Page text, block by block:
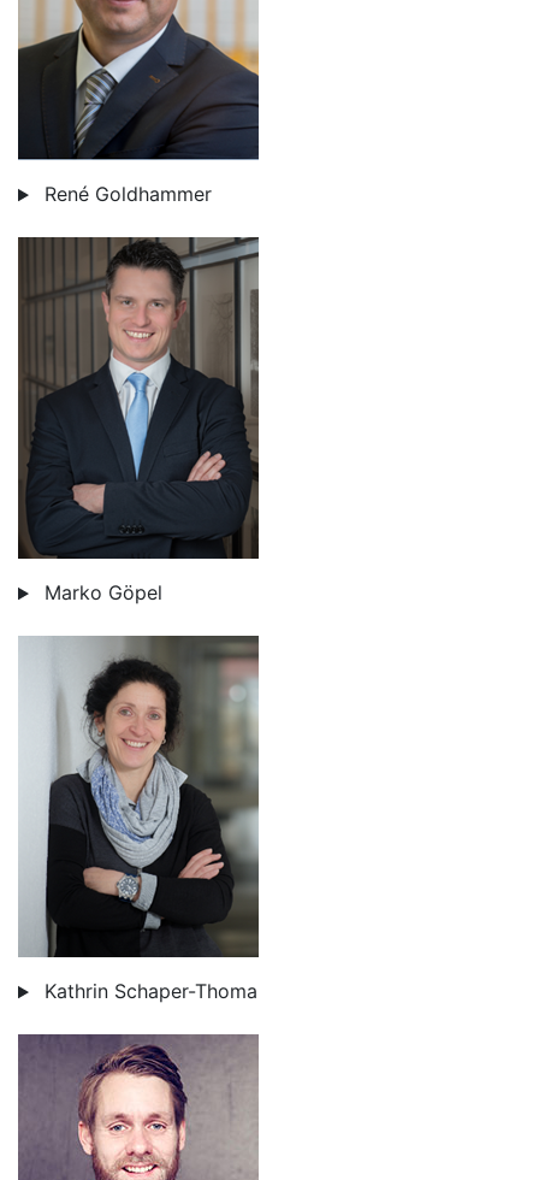
René Goldhammer
Marko Göpel
Kathrin Schaper-Thoma